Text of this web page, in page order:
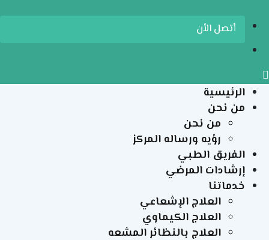
الرئيسية
من نحن
من نحن
رؤيه ورساله المركز
الفريق الطبي
إرشادات المرضي
خدماتنا
العلاج الإشعاعي
العلاج الكيماوي
العلاج بالنظائر المشعه